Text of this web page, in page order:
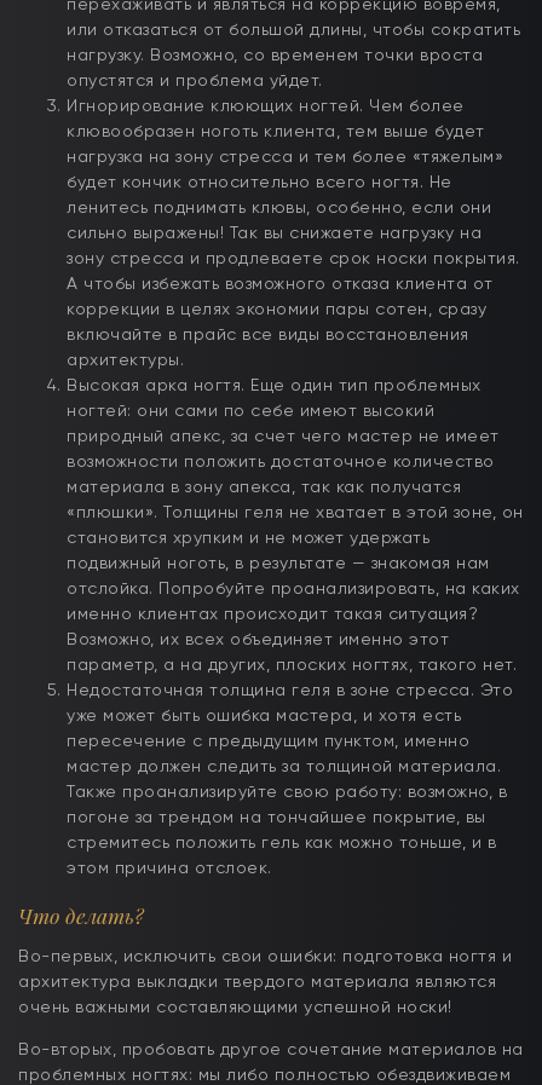
перехаживать и являться на коррекцию вовремя,
или отказаться от большой длины, чтобы сократить
нагрузку. Возможно, со временем точки вроста
опустятся и проблема уйдет.
Игнорирование клюющих ногтей. Чем более
клювообразен ноготь клиента, тем выше будет
нагрузка на зону стресса и тем более «тяжелым»
будет кончик относительно всего ногтя. Не
ленитесь поднимать клювы, особенно, если они
сильно выражены! Так вы снижаете нагрузку на
зону стресса и продлеваете срок носки покрытия.
А чтобы избежать возможного отказа клиента от
коррекции в целях экономии пары сотен, сразу
включайте в прайс все виды восстановления
архитектуры.
Высокая арка ногтя. Еще один тип проблемных
ногтей: они сами по себе имеют высокий
природный апекс, за счет чего мастер не имеет
возможности положить достаточное количество
материала в зону апекса, так как получатся
«плюшки». Толщины геля не хватает в этой зоне, он
становится хрупким и не может удержать
подвижный ноготь, в результате — знакомая нам
отслойка. Попробуйте проанализировать, на каких
именно клиентах происходит такая ситуация?
Возможно, их всех объединяет именно этот
параметр, а на других, плоских ногтях, такого нет.
Недостаточная толщина геля в зоне стресса. Это
уже может быть ошибка мастера, и хотя есть
пересечение с предыдущим пунктом, именно
мастер должен следить за толщиной материала.
Также проанализируйте свою работу: возможно, в
погоне за трендом на тончайшее покрытие, вы
стремитесь положить гель как можно тоньше, и в
этом причина отслоек.
Что делать?
Во-первых, исключить свои ошибки: подготовка ногтя и
архитектура выкладки твердого материала являются
очень важными составляющими успешной носки!
Во-вторых, пробовать другое сочетание материалов на
проблемных ногтях: мы либо полностью обездвиживаем